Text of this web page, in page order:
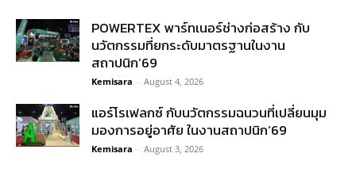
POWERTEX พาร์ทเนอร์ช่างก่อสร้าง กับ
นวัตกรรมที่ยกระดับมาตรฐานในงาน
สถาปนิก’69
Kemisara - August 4, 2026
แอร์โรเฟลกซ์ กับนวัตกรรมฉนวนที่เปลี่ยนมุม
มองการอยู่อาศัย ในงานสถาปนิก’69
Kemisara - August 3, 2026